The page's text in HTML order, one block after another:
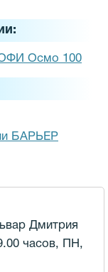
Осмо 100
БАРЬЕР
Дмитрия
часов,
ПН,